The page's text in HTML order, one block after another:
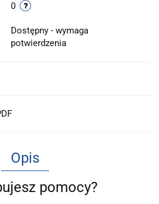
0
Dostępny - wymaga
potwierdzenia
Opis
pomocy?